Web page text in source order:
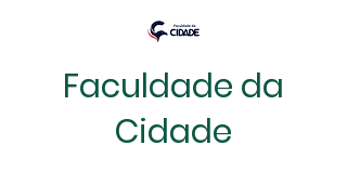
Faculdade da
Cidade